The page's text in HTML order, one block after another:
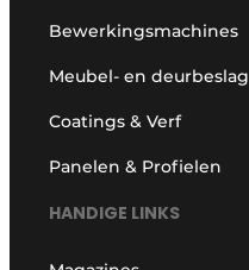
Bewerkingsmachines
Meubel- en deurbeslag
Coatings & Verf
Panelen & Profielen
HANDIGE LINKS